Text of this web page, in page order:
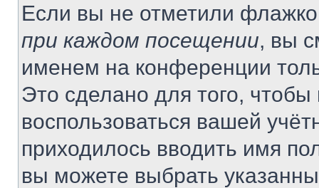
Если вы не отметили
при каждом посещении, вы
именем на конференции
Это сделано для того, чтобы
воспользоваться вашей
приходилось вводить имя
вы можете выбрать